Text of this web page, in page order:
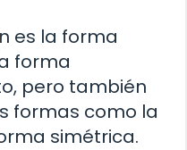
es la forma
forma
pero también
formas como la
simétrica.